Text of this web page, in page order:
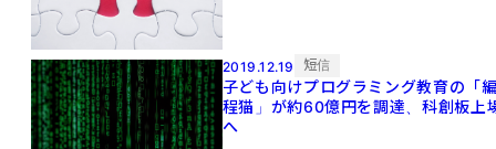
2019.12.19 短信
子ども向けプログラミング教育の「
程猫」が約60億円を調達、科創板上
へ